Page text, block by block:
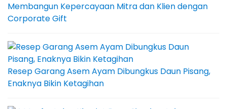
Membangun Kepercayaan Mitra dan Klien dengan
Corporate Gift
Resep Garang Asem Ayam Dibungkus Daun Pisang,
Enaknya Bikin Ketagihan